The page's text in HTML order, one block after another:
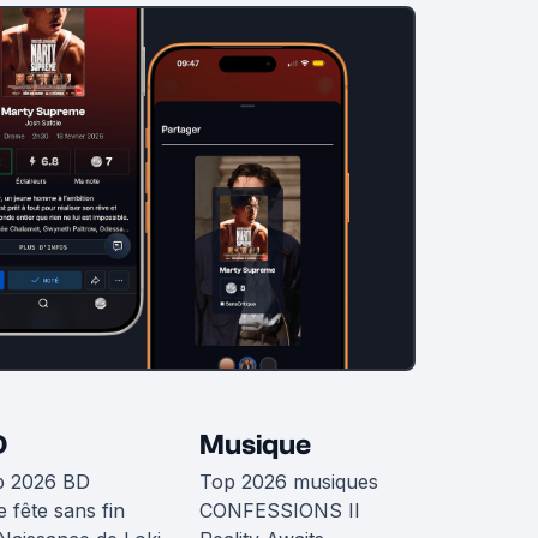
2026 BD
fête sans fin
Musique
Top 2026 musiques
CONFESSIONS II